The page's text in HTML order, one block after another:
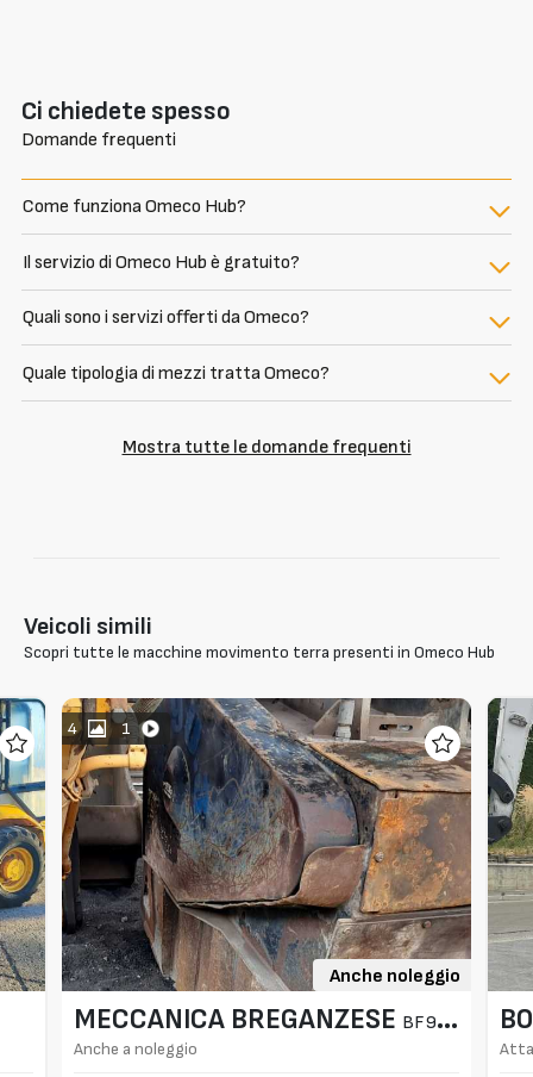
Ci chiedete spesso
Domande frequenti
Come funziona Omeco Hub?
Il servizio di Omeco Hub è gratuito?
Quali sono i servizi offerti da Omeco?
Quale tipologia di mezzi tratta Omeco?
Mostra tutte le domande frequenti
Veicoli simili
Scopri tutte le macchine movimento terra presenti in Omeco Hub
4 1
Anche noleggio
MECCANICA BREGANZESE BF90-
3
Anche a noleggio